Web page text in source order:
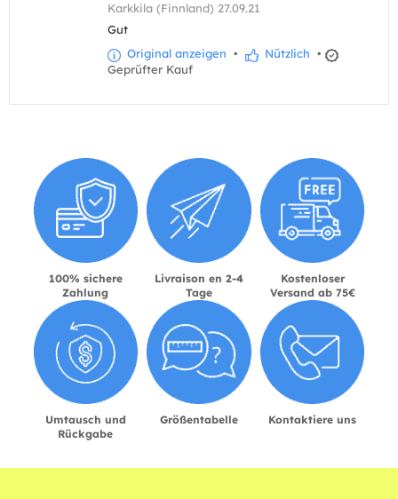
Karkkila (Finnland) 27.09.21
Gut
Original anzeigen • Nützlich •
Geprüfter Kauf
100% sichere
Zahlung
Livraison en 2-4
Tage
Kostenloser
Versand ab 75€
Umtausch und
Rückgabe
Größentabelle Kontaktiere uns